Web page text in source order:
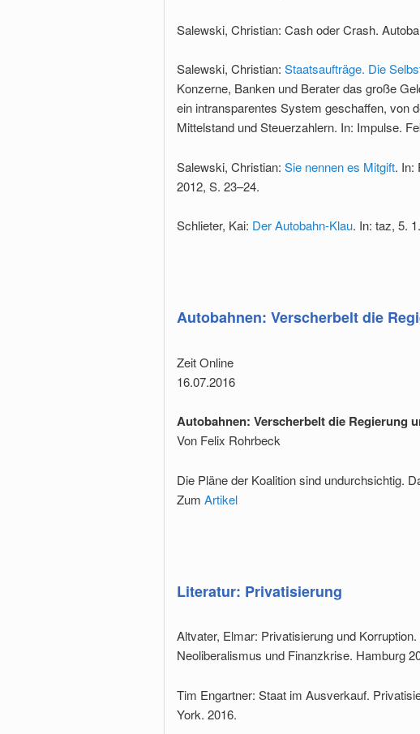
Salewski, Christian: Cash oder Crash.
Salewski, Christian: Staatsaufträge. Die
Konzerne, Banken und Berater das große
ein intransparentes System geschaffen, von
Mittelstand und Steuerzahlern. In: Impulse.
Salewski, Christian: Sie nennen es Mitgift. In:
2012, S. 23–24.
Schlieter, Kai: Der Autobahn-Klau. In: taz, 5.
Autobahnen: Verscherbelt die
Zeit Online
16.07.2016
Autobahnen: Verscherbelt die Regierung
Von Felix Rohrbeck
Die Pläne der Koalition sind undurchsichtig.
Zum Artikel
Literatur: Privatisierung
Altvater, Elmar: Privatisierung und
Neoliberalismus und Finanzkrise. Hamburg
Tim Engartner: Staat im Ausverkauf.
York. 2016.